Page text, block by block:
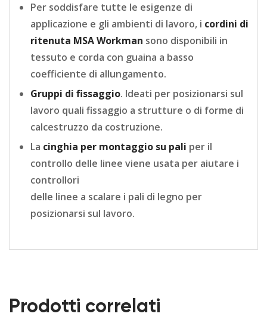
Per soddisfare tutte le esigenze di
applicazione e gli ambienti di lavoro, i cordini di
ritenuta MSA Workman sono disponibili in
tessuto e corda con guaina a basso
coefficiente di allungamento.
Gruppi di fissaggio. Ideati per posizionarsi sul
lavoro quali fissaggio a strutture o di forme di
calcestruzzo da costruzione.
La cinghia per montaggio su pali per il
controllo delle linee viene usata per aiutare i
controllori
delle linee a scalare i pali di legno per
posizionarsi sul lavoro.
Prodotti correlati